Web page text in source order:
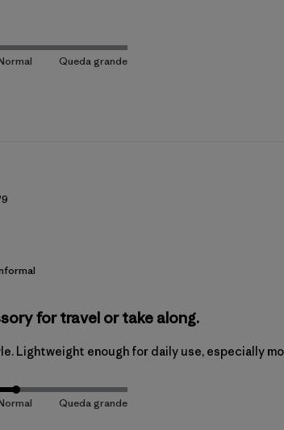
for travel or take along.
Lightweight enough for daily use, especially